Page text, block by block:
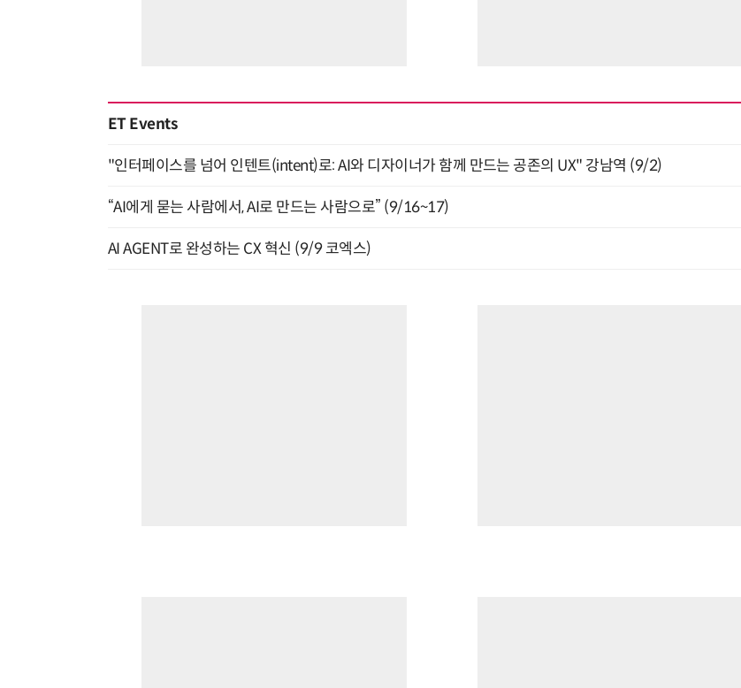
ET Events
"인터페이스를 넘어 인텐트(intent)로: AI와 디자이너가 함께 만드는 공존의 UX" 강남역 (9/2)
“AI에게 묻는 사람에서, AI로 만드는 사람으로” (9/16~17)
AI AGENT로 완성하는 CX 혁신 (9/9 코엑스)